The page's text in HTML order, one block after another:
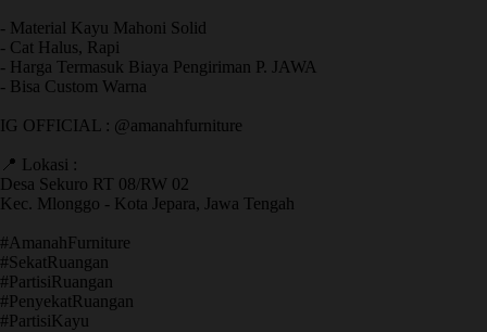
- Material Kayu Mahoni Solid
- Cat Halus, Rapi
- Harga Termasuk Biaya Pengiriman P. JAWA
- Bisa Custom Warna
IG OFFICIAL : @amanahfurniture
📍 Lokasi :
Desa Sekuro RT 08/RW 02
Kec. Mlonggo - Kota Jepara, Jawa Tengah
​#AmanahFurniture
​#SekatRuangan
​#PartisiRuangan
​#PenyekatRuangan
​#PartisiKayu